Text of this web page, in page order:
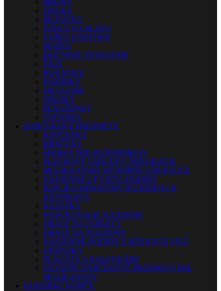
MIKINY
TIELKA
ŠILTOVKY
ŠATKY NA HLAVU
TAŠKY A BATOHY
MASKY
DOČASNÉ TETOVANIE
ŠÁLY
RUKAVICE
HODINKY
OKULIARE
OPASKY
PEŇAŽENKY
TOPÁNKY
DARČEKOVÉ PREDMETY
KĽÚČENKY
HRNČEKY
ŠPERKY PRE HUDOBNÍKOV
PLECHOVÉ TABUĽKY, DEKORÁCIE
MUZIKANTSKÉ HUDOBNÉ USB KĽÚČE
NÁSTENNÉ LP VINYL HODINY
REPLIKY-MINIATÚRY HUDOBNÝCH
NÁSTROJOV
NÁLEPKY
NAFUKOVACIE NÁSTROJE
OBALY NA TABLETY
OBALY NA TELEFÓNY
NÁSTENNÉ HODINY Z RÔZNYCH VECÍ
ODZNAKY
PLAGÁTY A KALENDÁRE
OSTATNÉ DARČEKOVÉ PREDMETY PRE
MUZIKANTOV
HUDOBNÉ NOSIČE